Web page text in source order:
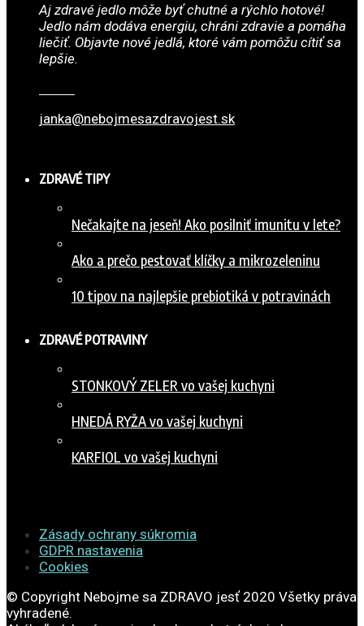
Aj zdravé jedlo môže byť chutné a rýchlo hotové!
Jedlo nám dodáva energiu, chráni zdravie a pomáha
liečiť. Objavte nové jedlá, ktoré vám pomôžu cítiť sa
lepšie.
janka@nebojmesazdravojest.sk
ZDRAVÉ TIPY
Nečakajte na jeseň! Ako posilniť imunitu v lete?
Ako a prečo pestovať klíčky a mikrozeleninu
10 tipov na najlepšie prebiotiká v potravinách
ZDRAVÉ POTRAVINY
STONKOVÝ ZELER vo vašej kuchyni
HNEDÁ RYŽA vo vašej kuchyni
KARFIOL vo vašej kuchyni
Zásady ochrany súkromia
GDPR nastavenia
Cookies
© Copyright Nebojme sa ZDRAVO jesť 2020 Všetky práva
vyhradené.